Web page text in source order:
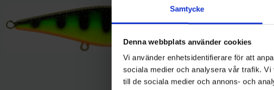
Samtycke
Denna webbplats använder cookies
Vi använder enhetsidentifierare för att
sociala medier och analysera vår trafik.
till de sociala medier och annons- och